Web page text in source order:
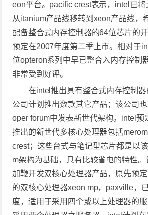
eon平台。pacific crest表示，intel已将
从itanium产品线移转到xeon产品线，
配备整合式内存控制器的64位芯片的
预定在2007年度第二季上市。相对于
位opteron系列中早已整合入内存控制
非常受到好评。
在intel推出具有整合式内存控制
公司计划推出数款其它产品；该公司
oper forum中发表新世代架构。intel预
推出的新世代多核心处理器包括
crest；这些台式与笔记型芯片都是以
m架构为基础，具有比较省电的特性。
加鞭开发双核心处理器产品，原先预
的双核心处理器xeon mp，paxville，
度，适用于采用四个或以上处理器的